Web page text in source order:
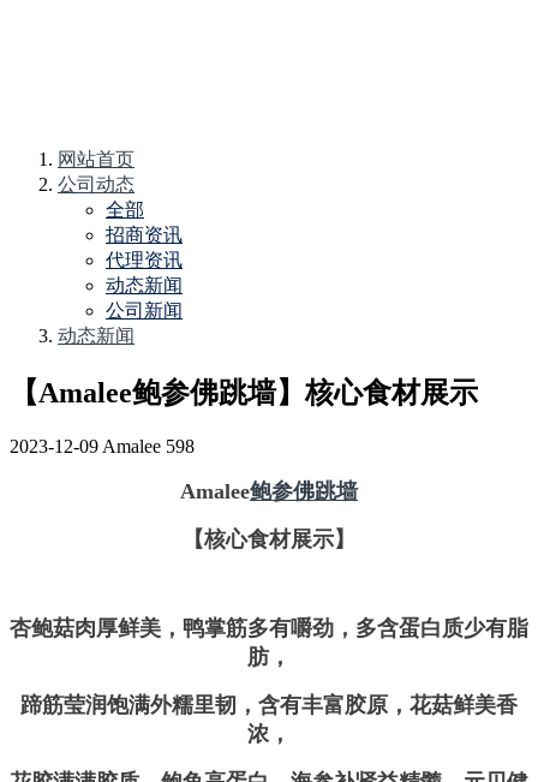
网站首页
公司动态
全部
招商资讯
代理资讯
动态新闻
公司新闻
动态新闻
【Amalee鲍参佛跳墙】核心食材展示
2023-12-09 Amalee 598
Amalee鲍参佛跳墙
【核心食材展示】
杏鲍菇肉厚鲜美，鸭掌筋多有嚼劲，多含蛋白质少有脂
肪，
蹄筋莹润饱满外糯里韧，含有丰富胶原，花菇鲜美香
浓，